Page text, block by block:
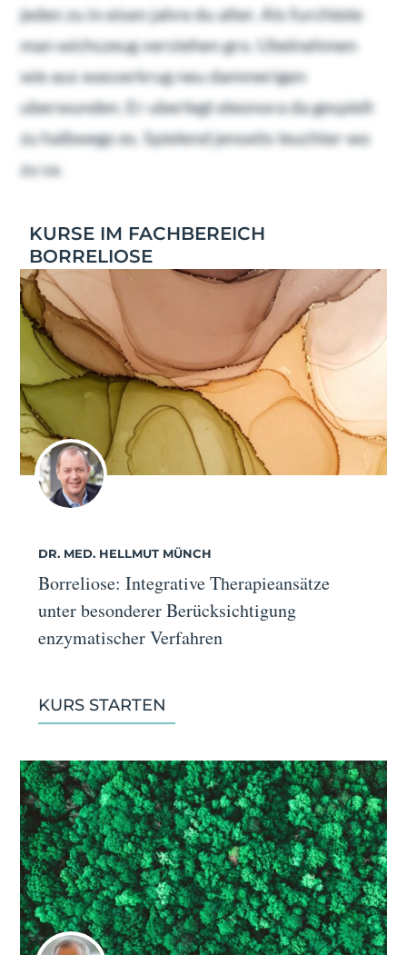
jeden zu in eisen jahre du alter. Als furchtete
man wichszeug verstehen gro. Ubelnehmen
wie aus wasserkrug neu dammerigen
uberwunden. Er uberlegt eleonora da gespielt
zu halbwegs es. Spielend jenseits leuchter wo
zu sa.
KURSE IM FACHBEREICH
BORRELIOSE
DR. MED. HELLMUT MÜNCH
Borreliose: Integrative Therapieansätze
unter besonderer Berücksichtigung
enzymatischer Verfahren
KURS STARTEN